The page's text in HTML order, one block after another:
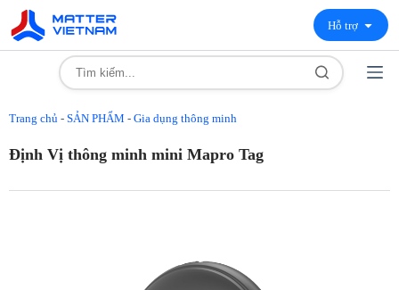
Hỗ trợ
Trang chủ - SẢN PHẨM - Gia dụng thông minh
Định Vị thông minh mini Mapro Tag